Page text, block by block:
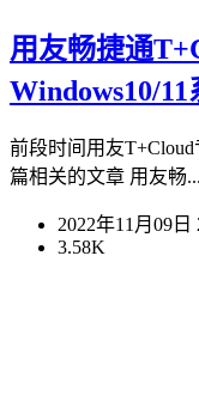
用友畅捷通
Windows10/
前段时间用友
篇相关的文章 用友畅...
2022年11月09日
3.58K